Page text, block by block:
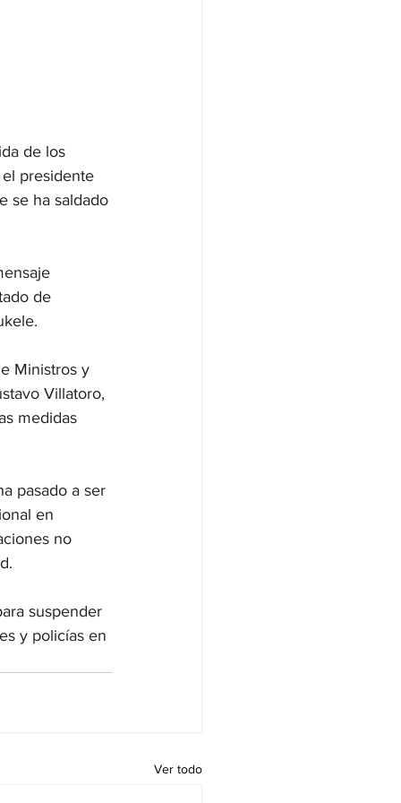
de los
presidente
se ha saldado
de
Ministros y
Villatoro,
medidas
pasado a ser
en
no
suspender
y policías en
Ver todo